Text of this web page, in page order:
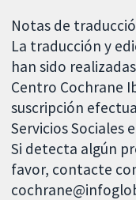
Notas de
La traducción y
han sido
Centro Cochrane
suscripción
Servicios Sociales
Si detecta algún
favor, contacte